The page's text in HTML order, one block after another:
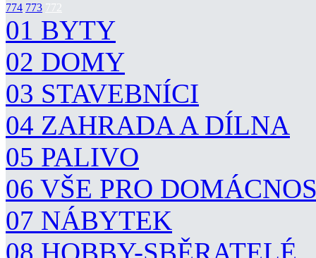
774 773 772
01 BYTY
02 DOMY
03 STAVEBNÍCI
04 ZAHRADA A DÍLNA
05 PALIVO
06 VŠE PRO
07 NÁBYTEK
08 HOBBY-SBĚRATELÉ